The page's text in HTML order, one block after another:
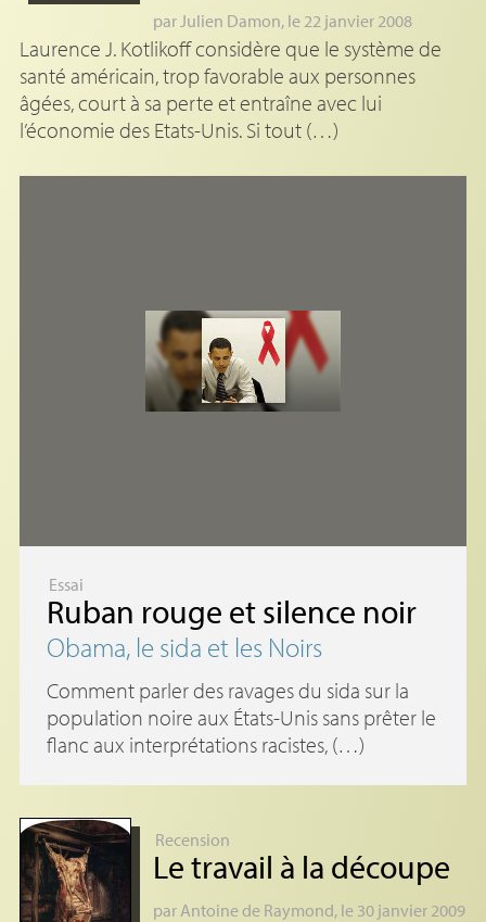
parJulien Damon, le 22 janvier 2008
Laurence J. Kotlikoff considère que le système de
santé américain, trop favorable aux personnes
âgées, court à sa perte et entraîne avec lui
l’économie des Etats-Unis. Si tout (…)
Essai
Ruban rouge et silence noir
Obama, le sida et les Noirs
Comment parler des ravages du sida sur la
population noire aux États-Unis sans prêter le
flanc aux interprétations racistes, (…)
Recension
Le travail à la découpe
par Antoine de Raymond, le 30 janvier 2009